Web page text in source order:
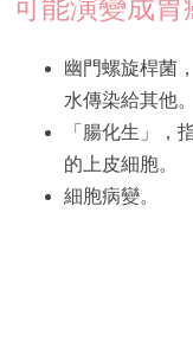
可能演變成胃
幽門螺旋桿菌
水傳染給其他。
「腸化生」，
的上皮細胞。
細胞病變。